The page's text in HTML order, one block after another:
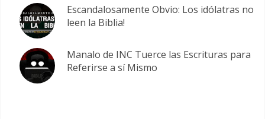
Escandalosamente Obvio: Los idólatras no
leen la Biblia!
Manalo de INC Tuerce las Escrituras para
Referirse a sí Mismo